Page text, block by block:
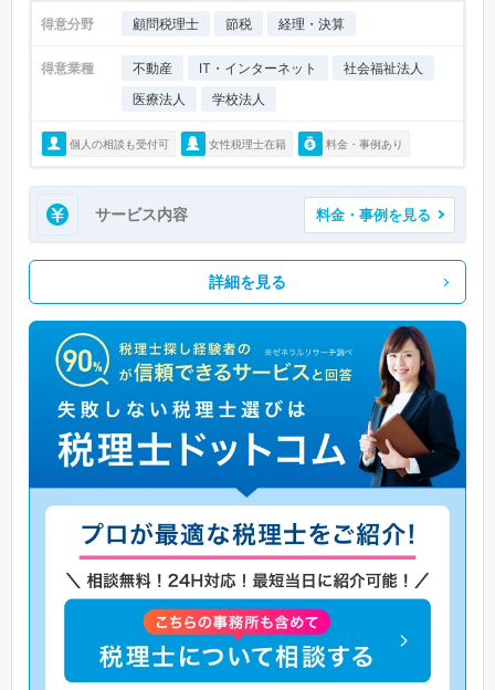
得意分野 顧問税理士 節税 経理・決算
得意業種 不動産 IT・インターネット
社会福祉法人
医療法人
学校法人
個人の相談も受付可 女性税理士在籍 料金・事例あり
サービス内容 料金・事例を見る
詳細を見る